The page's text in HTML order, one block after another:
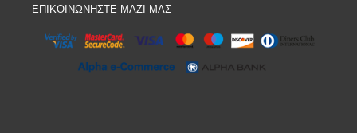
ΕΠΙΚΟΙΝΩΝΗΣΤΕ ΜΑΖΙ ΜΑΣ